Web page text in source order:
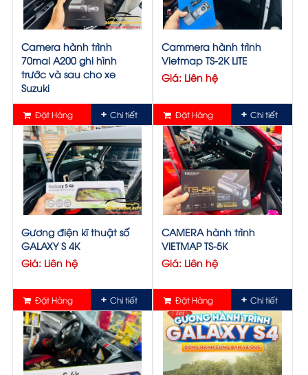
Camera hành trình
70mai A200 ghi hình
trước và sau cho xe
Suzuki
Giá: Liên hệ
Đặt Hàng Chi tiết
Cammera hành trình
Vietmap TS-2K LITE
Giá: Liên hệ
Đặt Hàng Chi tiết
Gương điện kĩ thuật số
GALAXY S 4K
Giá: Liên hệ
Đặt Hàng Chi tiết
CAMERA hành trình
VIETMAP TS-5K
Giá: Liên hệ
Đặt Hàng Chi tiết